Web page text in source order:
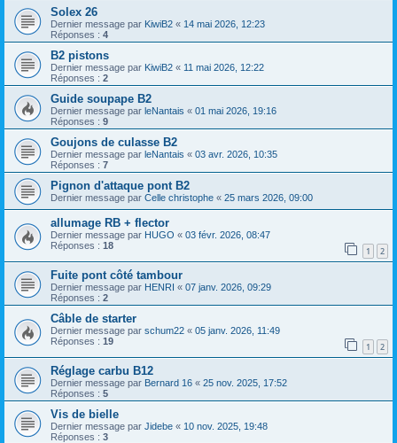
Solex 26
Dernier message par KiwiB2 « 14 mai 2026, 12:23
Réponses : 4
B2 pistons
Dernier message par KiwiB2 « 11 mai 2026, 12:22
Réponses : 2
Guide soupape B2
Dernier message par leNantais « 01 mai 2026, 19:16
Réponses : 9
Goujons de culasse B2
Dernier message par leNantais « 03 avr. 2026, 10:35
Réponses : 7
Pignon d'attaque pont B2
Dernier message par Celle christophe « 25 mars 2026, 09:00
allumage RB + flector
Dernier message par HUGO « 03 févr. 2026, 08:47
Réponses : 18 1 2
Fuite pont côté tambour
Dernier message par HENRI « 07 janv. 2026, 09:29
Réponses : 2
Câble de starter
Dernier message par schum22 « 05 janv. 2026, 11:49
Réponses : 19 1 2
Réglage carbu B12
Dernier message par Bernard 16 « 25 nov. 2025, 17:52
Réponses : 5
Vis de bielle
Dernier message par Jidebe « 10 nov. 2025, 19:48
Réponses : 3